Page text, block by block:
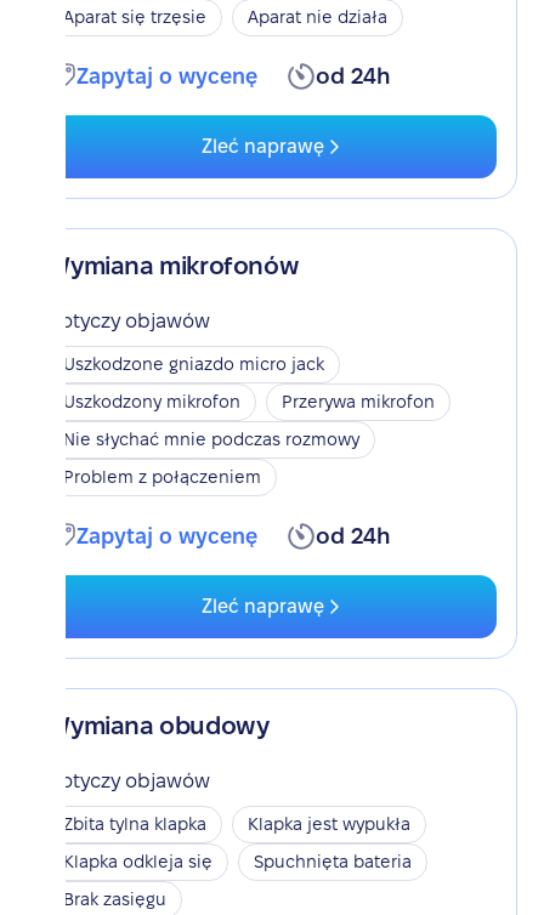
Aparat się trzęsie Aparat nie działa
Zapytaj o wycenę od 24h
Zleć naprawę
Wymiana mikrofonów
Dotyczy objawów
Uszkodzone gniazdo micro jack
Uszkodzony mikrofon
Przerywa mikrofon
Nie słychać mnie podczas rozmowy
Problem z połączeniem
Zapytaj o wycenę od 24h
Zleć naprawę
Wymiana obudowy
Dotyczy objawów
Zbita tylna klapka
Klapka jest wypukła
Klapka odkleja się
Spuchnięta bateria
Brak zasięgu